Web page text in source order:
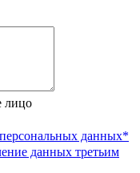
лицо
данных*
данных третьим